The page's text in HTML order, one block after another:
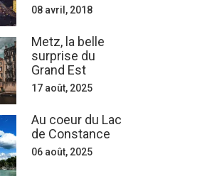
08 avril, 2018
Metz, la belle
surprise du
Grand Est
17 août, 2025
Au coeur du Lac
de Constance
06 août, 2025